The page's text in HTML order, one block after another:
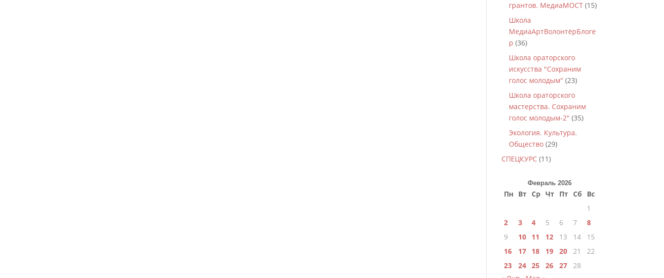
грантов. МедиаМОСТ (15)
Школа
МедиаАртВолонтёрБлоге
р (36)
Школа ораторского
искусства "Сохраним
голос молодым" (23)
Школа ораторского
мастерства. Сохраним
голос молодым-2" (35)
Экология. Культура.
Общество (29)
СПЕЦКУРС (11)
Февраль 2026
Пн Вт Ср Чт Пт Сб
Вс
1
2
3 4 5 6 7
8
9
10 11 12 13 14
15
16
17 18 19 20 21
22
23
24 25 26 27
28